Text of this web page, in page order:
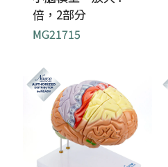
倍，2部分
MG21715